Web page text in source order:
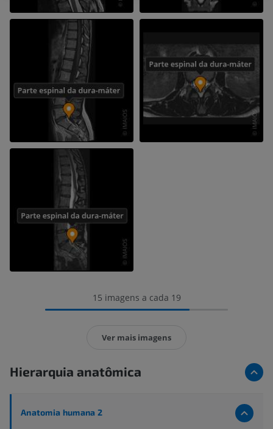
15 imagens a cada 19
Ver mais imagens
Hierarquia anatômica
Anatomia humana 2